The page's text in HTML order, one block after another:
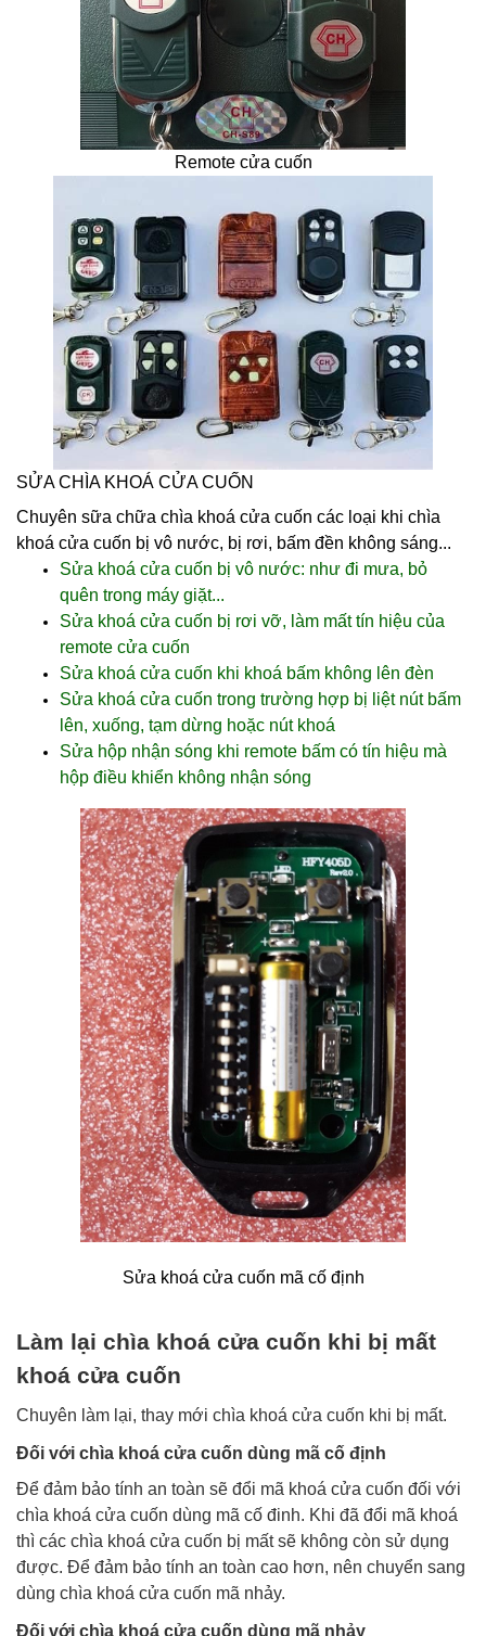
Remote cửa cuốn
SỬA CHÌA KHOÁ CỬA CUỐN
Chuyên sữa chữa chìa khoá cửa cuốn các loại khi chìa
khoá cửa cuốn bị vô nước, bị rơi, bấm đền không sáng...
Sửa khoá cửa cuốn bị vô nước: như đi mưa, bỏ
quên trong máy giặt...
Sửa khoá cửa cuốn bị rơi vỡ, làm mất tín hiệu của
remote cửa cuốn
Sửa khoá cửa cuốn khi khoá bấm không lên đèn
Sửa khoá cửa cuốn trong trường hợp bị liệt nút bấm
lên, xuống, tạm dừng hoặc nút khoá
Sửa hộp nhận sóng khi remote bấm có tín hiệu mà
hộp điều khiển không nhận sóng
Sửa khoá cửa cuốn mã cố định
Làm lại chìa khoá cửa cuốn khi bị mất
khoá cửa cuốn
Chuyên làm lại, thay mới chìa khoá cửa cuốn khi bị mất.
Đối với chìa khoá cửa cuốn dùng mã cố định
Để đảm bảo tính an toàn sẽ đổi mã khoá cửa cuốn đối với
chìa khoá cửa cuốn dùng mã cố đinh. Khi đã đổi mã khoá
thì các chìa khoá cửa cuốn bị mất sẽ không còn sử dụng
được. Để đảm bảo tính an toàn cao hơn, nên chuyển sang
dùng chìa khoá cửa cuốn mã nhảy.
Đối với chìa khoá cửa cuốn dùng mã nhảy